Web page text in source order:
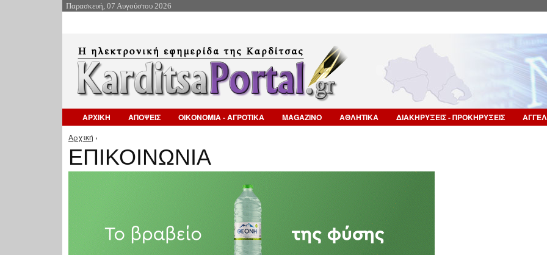
Παρασκευή, 07 Αυγούστου 2026
ΑΡΧΙΚΗ ΑΠΟΨΕΙΣ ΟΙΚΟΝΟΜΙΑ - ΑΓΡΟΤΙΚΑ MAGAZINO ΑΘΛΗΤΙΚΑ ΔΙΑΚΗΡΥΞΕΙΣ - ΠΡΟΚΗΡΥΞΕΙΣ
Είστε εδώ
Αρχική ›
ΕΠΙΚΟΙΝΩΝΙΑ